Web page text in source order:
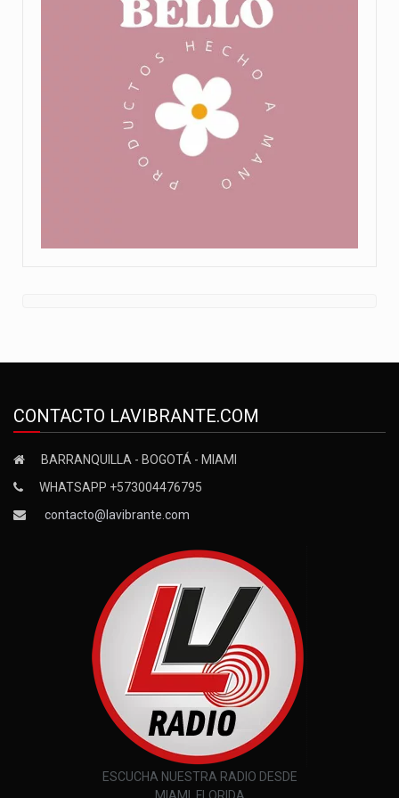
CONTACTO LAVIBRANTE.COM
BARRANQUILLA - BOGOTÁ - MIAMI
WHATSAPP +573004476795
contacto@lavibrante.com
ESCUCHA NUESTRA RADIO DESDE